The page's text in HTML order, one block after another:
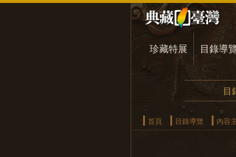
珍藏特展 目錄導
目
首頁 目錄導覽 內容